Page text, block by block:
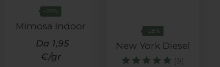
-28%
Mimosa Indoor
Da 1,95
€/gr
-28%
New York Diesel
(9)